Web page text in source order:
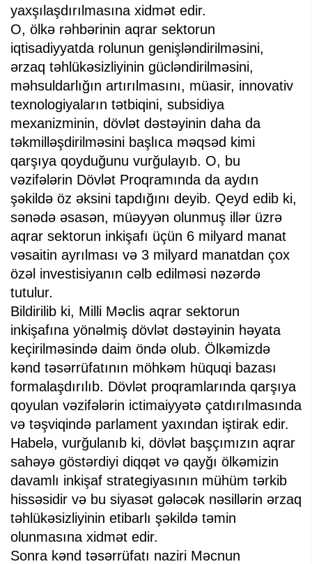
yaxşılaşdırılmasına xidmət edir.
O, ölkə rəhbərinin aqrar sektorun
iqtisadiyyatda rolunun genişləndirilməsini,
ərzaq təhlükəsizliyinin gücləndirilməsini,
məhsuldarlığın artırılmasını, müasir, innovativ
texnologiyaların tətbiqini, subsidiya
mexanizminin, dövlət dəstəyinin daha da
təkmilləşdirilməsini başlıca məqsəd kimi
qarşıya qoyduğunu vurğulayıb. O, bu
vəzifələrin Dövlət Proqramında da aydın
şəkildə öz əksini tapdığını deyib. Qeyd edib ki,
sənədə əsasən, müəyyən olunmuş illər üzrə
aqrar sektorun inkişafı üçün 6 milyard manat
vəsaitin ayrılması və 3 milyard manatdan çox
özəl investisiyanın cəlb edilməsi nəzərdə
tutulur.
Bildirilib ki, Milli Məclis aqrar sektorun
inkişafına yönəlmiş dövlət dəstəyinin həyata
keçirilməsində daim öndə olub. Ölkəmizdə
kənd təsərrüfatının möhkəm hüquqi bazası
formalaşdırılıb. Dövlət proqramlarında qarşıya
qoyulan vəzifələrin ictimaiyyətə çatdırılmasında
və təşviqində parlament yaxından iştirak edir.
Habelə, vurğulanıb ki, dövlət başçımızın aqrar
sahəyə göstərdiyi diqqət və qayğı ölkəmizin
davamlı inkişaf strategiyasının mühüm tərkib
hissəsidir və bu siyasət gələcək nəsillərin ərzaq
təhlükəsizliyinin etibarlı şəkildə təmin
olunmasına xidmət edir.
Sonra kənd təsərrüfatı naziri Məcnun